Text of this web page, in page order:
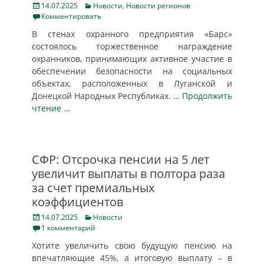
Posted
on
14.07.2025 Categories
Новости, Новости регионов
Комментировать
В стенах охранного предприятия «Барс»
состоялось торжественное награждение
охранников, принимающих активное участие в
обеспечении безопасности на социальных
объектах, расположенных в Луганской и
Донецкой Народных Республиках. … Продолжить
чтение …
СФР: Отсрочка пенсии на 5 лет
увеличит выплаты в полтора раза
за счет премиальных
коэффициентов
Posted
on
14.07.2025 Categories
Новости
1 комментарий
Хотите увеличить свою будущую пенсию на
впечатляющие 45%, а итоговую выплату – в